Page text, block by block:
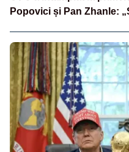
Popovici și Pan Zhanle: